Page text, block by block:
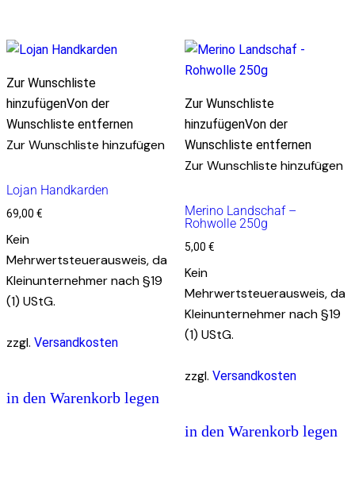
Zur Wunschliste
hinzufügenVon der
Wunschliste entfernen
Zur Wunschliste hinzufügen
Lojan Handkarden
69,00 €
Kein
Mehrwertsteuerausweis, da
Kleinunternehmer nach §19
(1) UStG.
zzgl. Versandkosten
in den Warenkorb legen
Zur Wunschliste
hinzufügenVon der
Wunschliste entfernen
Zur Wunschliste hinzufügen
Merino Landschaf –
Rohwolle 250g
5,00 €
Kein
Mehrwertsteuerausweis, da
Kleinunternehmer nach §19
(1) UStG.
zzgl. Versandkosten
in den Warenkorb legen